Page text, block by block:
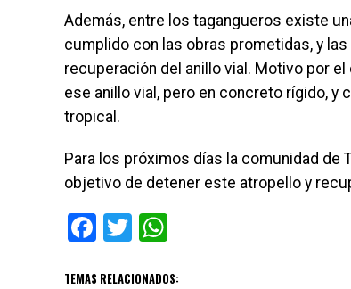
Además, entre los tagangueros existe
cumplido con las obras prometidas, y
recuperación del anillo vial. Motivo por
ese anillo vial, pero en concreto rígido,
tropical.
Para los próximos días la comunidad de
objetivo de detener este atropello y
Facebook
Twitter
TEMAS RELACIONADOS: